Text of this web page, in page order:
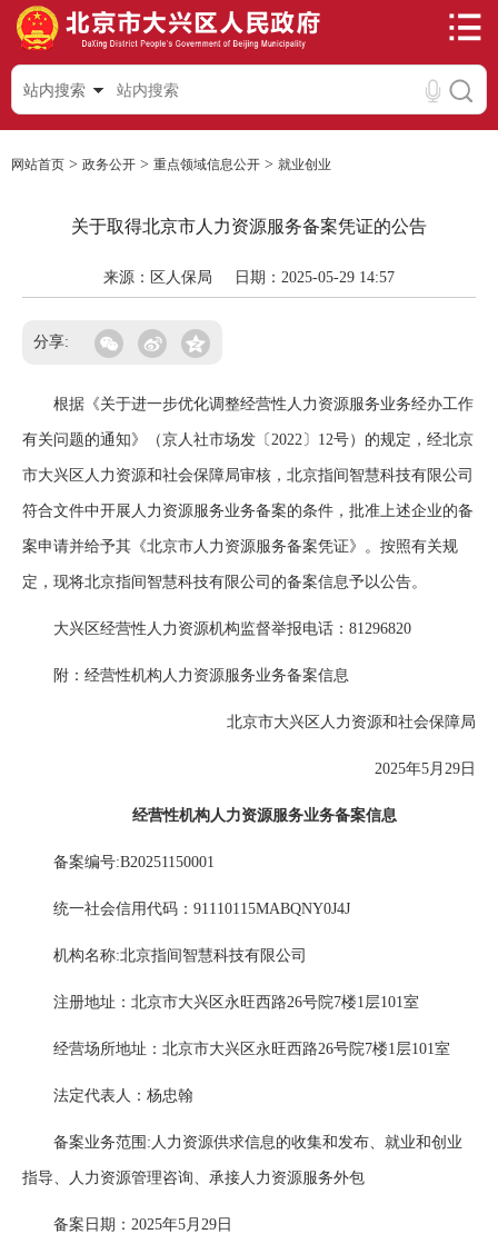
站内搜索
网站首页 > 政务公开 > 重点领域信息公开 > 就业创业
关于取得北京市人力资源服务备案凭证的公告
来源：区人保局 日期：2025-05-29 14:57
分享:
根据《关于进一步优化调整经营性人力资源服务业务经办工作
有关问题的通知》（京人社市场发〔2022〕12号）的规定，经北京
市大兴区人力资源和社会保障局审核，北京指间智慧科技有限公司
符合文件中开展人力资源服务业务备案的条件，批准上述企业的备
案申请并给予其《北京市人力资源服务备案凭证》。按照有关规
定，现将北京指间智慧科技有限公司的备案信息予以公告。
大兴区经营性人力资源机构监督举报电话：81296820
附：经营性机构人力资源服务业务备案信息
北京市大兴区人力资源和社会保障局
2025年5月29日
经营性机构人力资源服务业务备案信息
备案编号:B20251150001
统一社会信用代码：91110115MABQNY0J4J
机构名称:北京指间智慧科技有限公司
注册地址：北京市大兴区永旺西路26号院7楼1层101室
经营场所地址：北京市大兴区永旺西路26号院7楼1层101室
法定代表人：杨忠翰
备案业务范围:人力资源供求信息的收集和发布、就业和创业
指导、人力资源管理咨询、承接人力资源服务外包
备案日期：2025年5月29日